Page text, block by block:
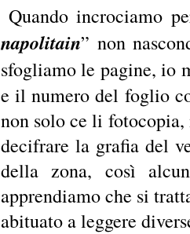
Quando incrociamo
napolitain” non
sfogliamo le pagine, io
e il numero del foglio
non solo ce li
decifrare la grafia del
della zona, così
apprendiamo che si
abituato a leggere